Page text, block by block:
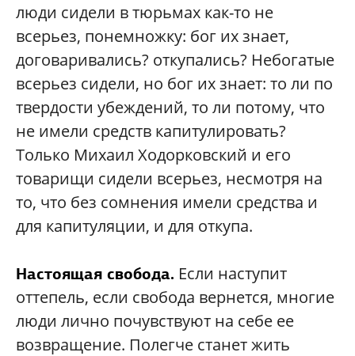
люди сидели в тюрьмах как-то не
всерьез, понемножку: бог их знает,
договаривались? откупались? Небогатые
всерьез сидели, но бог их знает: то ли по
твердости убеждений, то ли потому, что
не имели средств капитулировать?
Только Михаил Ходорковский и его
товарищи сидели всерьез, несмотря на
то, что без сомнения имели средства и
для капитуляции, и для откупа.
Настоящая свобода. Если наступит
оттепель, если свобода вернется, многие
люди лично почувствуют на себе ее
возвращение. Полегче станет жить